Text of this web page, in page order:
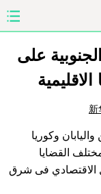
الصين
الأوسط
والصحة
على
新
الصين واليابان وكوريا
القضايا
الاقتصادي فى شرق